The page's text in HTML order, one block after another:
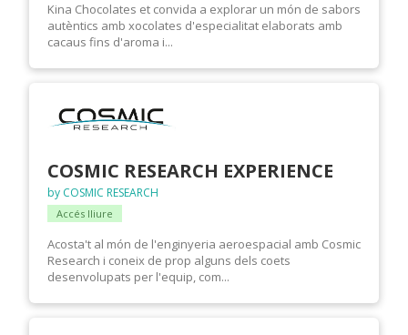
Kina Chocolates et convida a explorar un món de sabors
autèntics amb xocolates d'especialitat elaborats amb
cacaus fins d'aroma i...
COSMIC RESEARCH EXPERIENCE
by COSMIC RESEARCH
Accés lliure
Acosta't al món de l'enginyeria aeroespacial amb Cosmic
Research i coneix de prop alguns dels coets
desenvolupats per l'equip, com...